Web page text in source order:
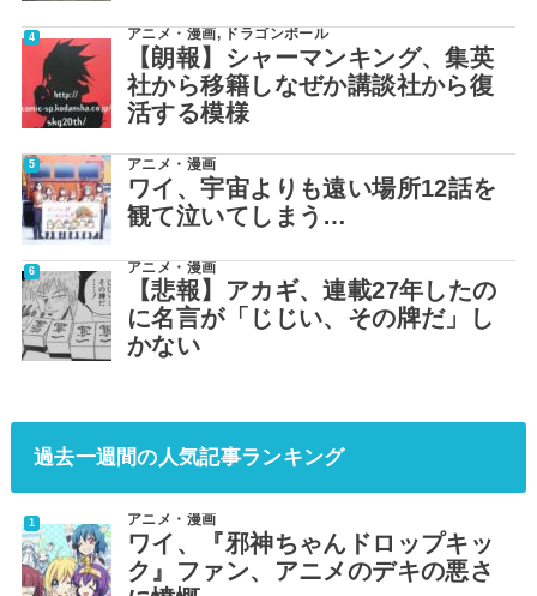
アニメ・漫画, ドラゴンボール
【朗報】シャーマンキング、集英
社から移籍しなぜか講談社から復
活する模様
アニメ・漫画
ワイ、宇宙よりも遠い場所12話を
観て泣いてしまう…
アニメ・漫画
【悲報】アカギ、連載27年したの
に名言が「じじい、その牌だ」し
かない
過去一週間の人気記事ランキング
アニメ・漫画
ワイ、『邪神ちゃんドロップキッ
ク』ファン、アニメのデキの悪さ